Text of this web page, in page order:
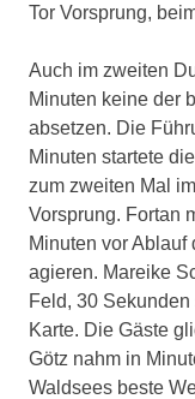
Tor Vorsprung,
Auch im zweiten
Minuten keine der
absetzen. Die
Minuten startete
zum zweiten Mal
Vorsprung. Fortan
Minuten vor Ablauf
agieren. Mareike
Feld, 30
Karte. Die Gäste
Götz nahm in
Waldsees beste